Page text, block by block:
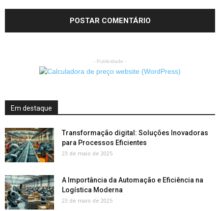
- Publicidade -
Em destaque
Transformação digital: Soluções Inovadoras
para Processos Eficientes
23 de maio de 2025
A Importância da Automação e Eficiência na
Logística Moderna
23 de maio de 2025